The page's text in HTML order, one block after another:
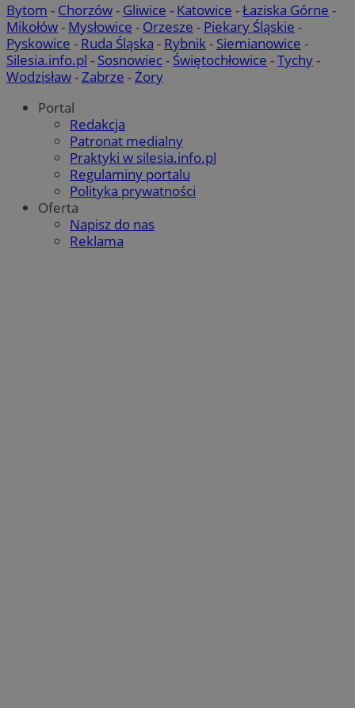
Bytom - Chorzów- Gliwice - Katowice -Łaziska Górne -
Mikołów- Mysłowice - Orzesze - Piekary Śląskie -
Pyskowice - Ruda Śląska - Rybnik- Siemianowice -
Silesia.info.pl - Sosnowiec- Świętochłowice -Tychy-
Wodzisław-Zabrze -Żory
Portal
Redakcja
Patronat medialny
Praktyki w silesia.info.pl
Regulaminy portalu
Polityka prywatności
Oferta
Napisz do nas
Reklama